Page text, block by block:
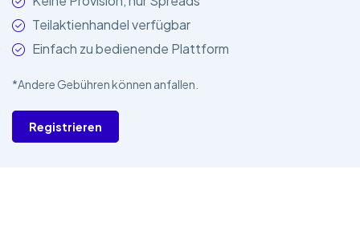
Teilaktienhandel verfügbar
Einfach zu bedienende Plattform
*Andere Gebühren können anfallen.
Registrieren